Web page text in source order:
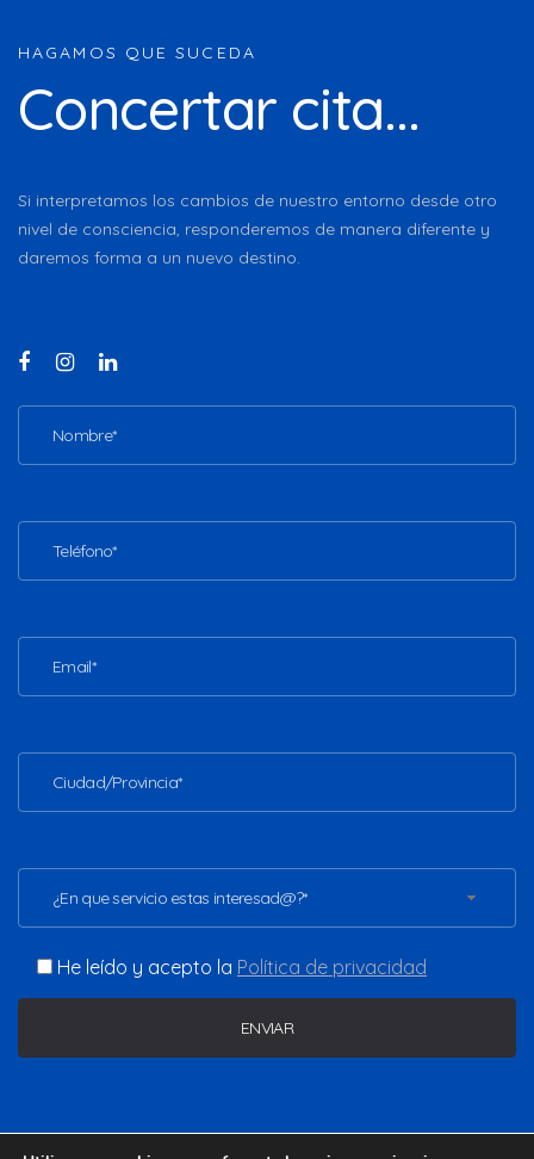
HAGAMOS QUE SUCEDA
Concertar cita...
Si interpretamos los cambios de nuestro entorno desde otro
nivel de consciencia, responderemos de manera diferente y
daremos forma a un nuevo destino.
¿En que servicio estas interesad@?*
He leído y acepto la Política de privacidad